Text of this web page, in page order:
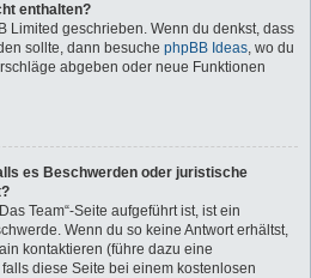
enthalten?
Limited geschrieben. Wenn du denkst, dass
sollte, dann besuche phpBB Ideas, wo du
abgeben oder neue Funktionen
es Beschwerden oder juristische
Team“-Seite aufgeführt ist, ist ein
Wenn du so keine Antwort erhältst,
kontaktieren (führe dazu eine
diese Seite bei einem kostenlosen